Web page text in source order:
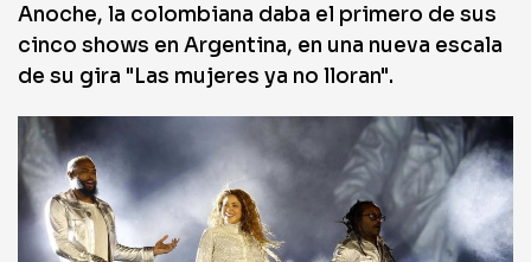
Anoche, la colombiana daba el primero de sus
cinco shows en Argentina, en una nueva escala
de su gira "Las mujeres ya no lloran".